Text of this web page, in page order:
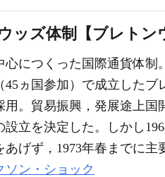
ッズ体制【ブレトン
心につくった国際通貨体
45ヵ国参加）で成立した
用。貿易振興，発展途上国
設立を決定した。しかし
あげず，1973年春までに
ソン・ショック